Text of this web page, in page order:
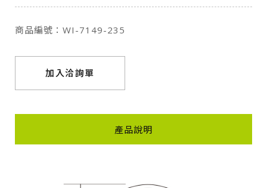
商品編號：WI-7149-235
加入洽詢單
產品說明